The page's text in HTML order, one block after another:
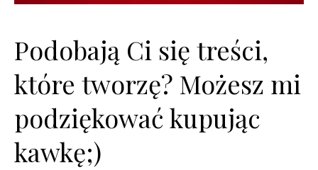
Podobają Ci się treści,
które tworzę? Możesz mi
podziękować kupując
kawkę;)